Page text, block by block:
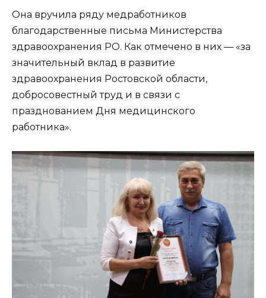
Она вручила ряду медработников
благодарственные письма Министерства
здравоохранения РО. Как отмечено в них — «за
значительный вклад в развитие
здравоохранения Ростовской области,
добросовестный труд и в связи с
празднованием Дня медицинского
работника».